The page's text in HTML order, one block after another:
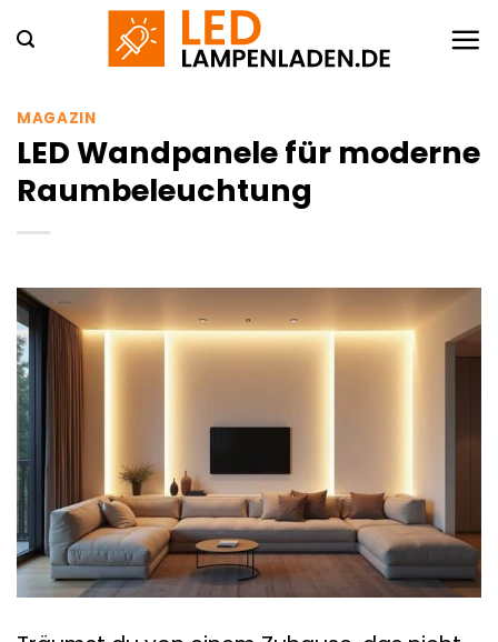
Inhalt
MAGAZIN
LED Wandpanele für moderne
Raumbeleuchtung